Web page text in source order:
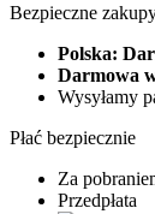
Bezpieczne
Polska:
Darmowa
Wysyłamy
Płać bezpiecznie
Za
Przedpłata